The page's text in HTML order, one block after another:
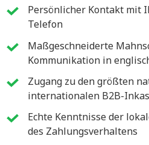
Persönlicher Kontakt mit
Telefon
Maßgeschneiderte
Kommunikation in
Zugang zu den größten
internationalen B2B-
Echte Kenntnisse der
des Zahlungsverhaltens